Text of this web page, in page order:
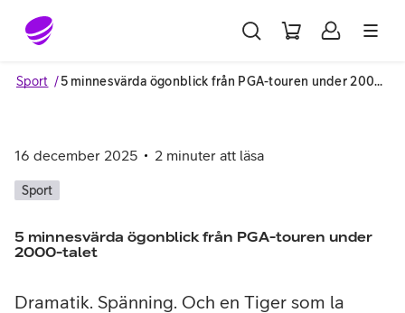
Gå till sidans innehåll
Sport 5 minnesvärda ögonblick från PGA-touren under 2000-talet
16 december 2025 2 minuter att läsa
Sport
5 minnesvärda ögonblick från PGA-touren under
2000-talet
Dramatik. Spänning. Och en Tiger som la